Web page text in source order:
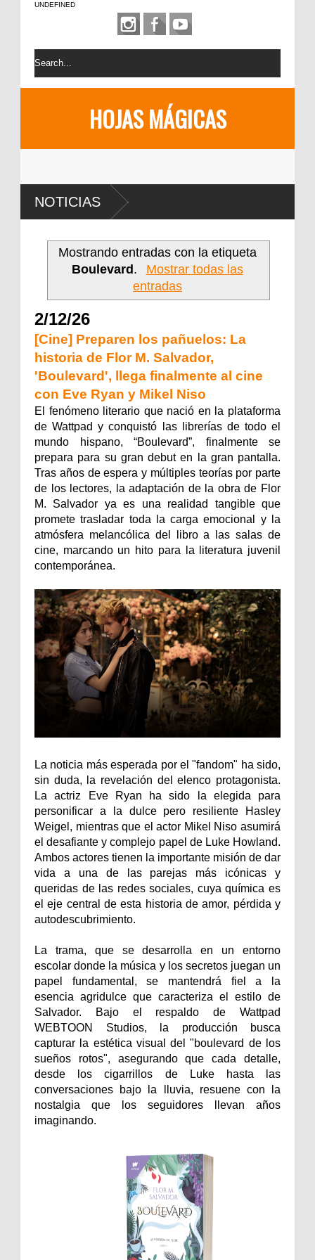
UNDEFINED
HOJAS MÁGICAS
NOTICIAS
Mostrando entradas con la etiqueta
Boulevard .
Mostrar todas las
entradas
2/12/26
[Cine] Preparen los pañuelos: La
historia de Flor M. Salvador,
'Boulevard', llega finalmente al cine
con Eve Ryan y Mikel Niso
El fenómeno literario que nació en la plataforma
de Wattpad y conquistó las librerías de todo el
mundo hispano, “Boulevard”, finalmente se
prepara para su gran debut en la gran pantalla.
Tras años de espera y múltiples teorías por parte
de los lectores, la adaptación de la obra de Flor
M. Salvador ya es una realidad tangible que
promete trasladar toda la carga emocional y la
atmósfera melancólica del libro a las salas de
cine, marcando un hito para la literatura juvenil
contemporánea.
La noticia más esperada por el "fandom" ha sido,
sin duda, la revelación del elenco protagonista.
La actriz Eve Ryan ha sido la elegida para
personificar a la dulce pero resiliente Hasley
Weigel, mientras que el actor Mikel Niso asumirá
el desafiante y complejo papel de Luke Howland.
Ambos actores tienen la importante misión de dar
vida a una de las parejas más icónicas y
queridas de las redes sociales, cuya química es
el eje central de esta historia de amor, pérdida y
autodescubrimiento.
La trama, que se desarrolla en un entorno
escolar donde la música y los secretos juegan un
papel fundamental, se mantendrá fiel a la
esencia agridulce que caracteriza el estilo de
Salvador. Bajo el respaldo de Wattpad
WEBTOON Studios, la producción busca
capturar la estética visual del "boulevard de los
sueños rotos", asegurando que cada detalle,
desde los cigarrillos de Luke hasta las
conversaciones bajo la lluvia, resuene con la
nostalgia que los seguidores llevan años
imaginando.